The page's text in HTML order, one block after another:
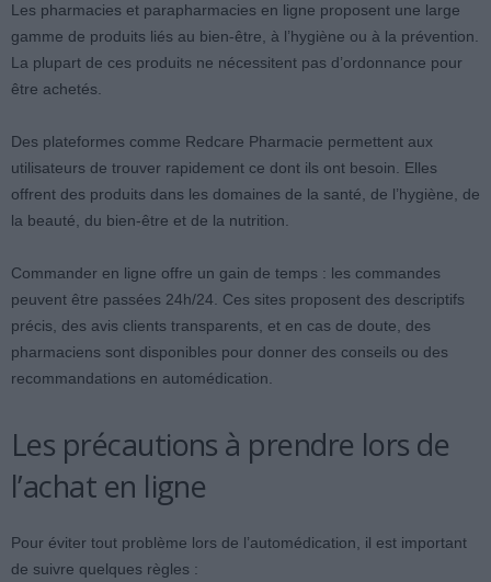
Les pharmacies et parapharmacies en ligne proposent une large
gamme de produits liés au bien-être, à l’hygiène ou à la prévention.
La plupart de ces produits ne nécessitent pas d’ordonnance pour
être achetés.
Des plateformes comme Redcare Pharmacie permettent aux
utilisateurs de trouver rapidement ce dont ils ont besoin. Elles
offrent des produits dans les domaines de la santé, de l’hygiène, de
la beauté, du bien-être et de la nutrition.
Commander en ligne offre un gain de temps : les commandes
peuvent être passées 24h/24. Ces sites proposent des descriptifs
précis, des avis clients transparents, et en cas de doute, des
pharmaciens sont disponibles pour donner des conseils ou des
recommandations en automédication.
Les précautions à prendre lors de
l’achat en ligne
Pour éviter tout problème lors de l’automédication, il est important
de suivre quelques règles :